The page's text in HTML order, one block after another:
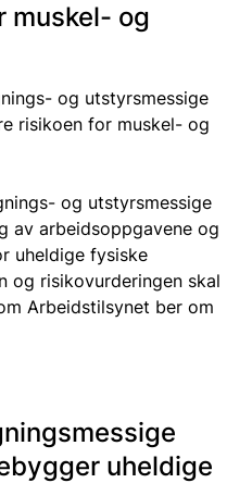
muskel- og
og utstyrsmessige
risikoen for muskel- og
og utstyrsmessige
av arbeidsoppgavene og
uheldige fysiske
og risikovurderingen skal
Arbeidstilsynet ber om
uheldige